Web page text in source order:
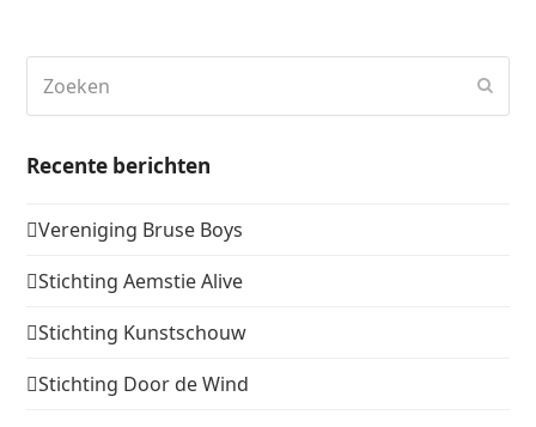
Recente berichten
Vereniging Bruse Boys
Stichting Aemstie Alive
Stichting Kunstschouw
Stichting Door de Wind